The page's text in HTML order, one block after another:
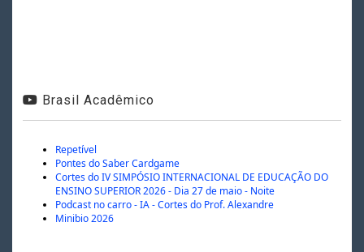
Brasil Acadêmico
Repetível
Pontes do Saber Cardgame
Cortes do IV SIMPÓSIO INTERNACIONAL DE EDUCAÇÃO DO
ENSINO SUPERIOR 2026 - Dia 27 de maio - Noite
Podcast no carro - IA - Cortes do Prof. Alexandre
Minibio 2026